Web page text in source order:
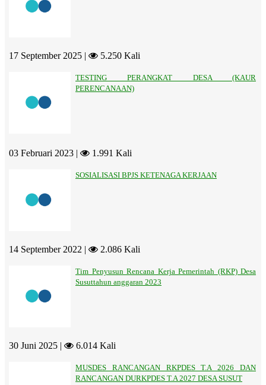
17 September 2025 | 5.250 Kali
TESTING PERANGKAT DESA (KAUR
PERENCANAAN)
03 Februari 2023 | 1.991 Kali
SOSIALISASI BPJS KETENAGA KERJAAN
14 September 2022 | 2.086 Kali
Tim Penyusun Rencana Kerja Pemerintah (RKP) Desa
Susuttahun anggaran 2023
30 Juni 2025 | 6.014 Kali
MUSDES RANCANGAN RKPDES T.A 2026 DAN
RANCANGAN DURKPDES T.A 2027 DESA SUSUT